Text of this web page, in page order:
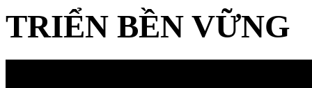
TRIỂN BỀN VỮNG